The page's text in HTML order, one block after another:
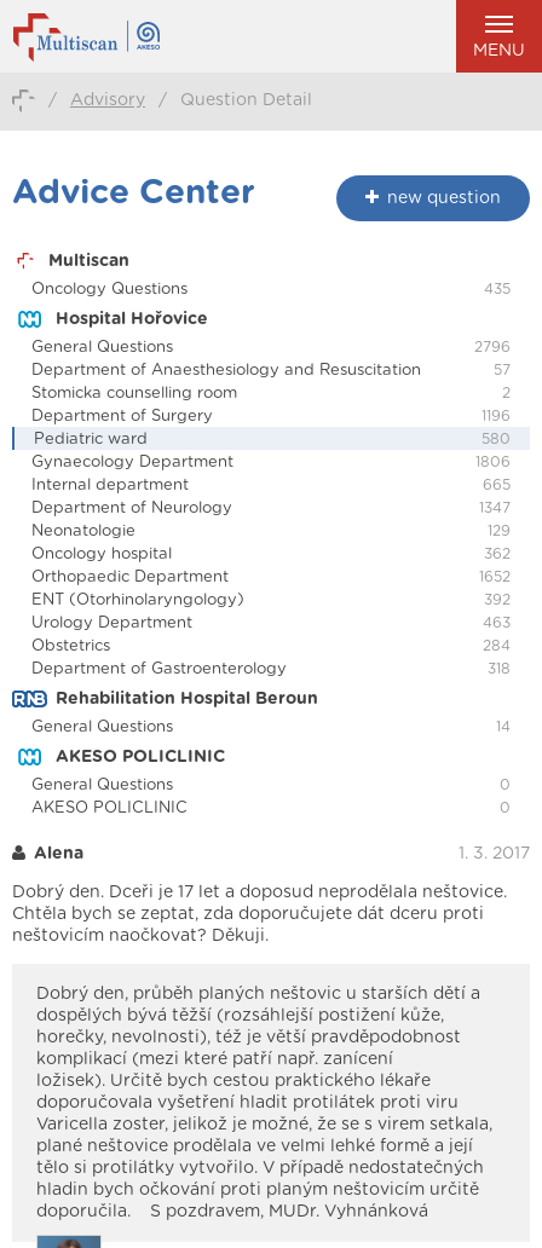
MENU
/ Advisory / Question Detail
Advice Center new question
Multiscan
Oncology Questions 435
Hospital Hořovice
General Questions 2796
Department of Anaesthesiology and Resuscitation 57
Stomicka counselling room 2
Department of Surgery 1196
Pediatric ward 580
Gynaecology Department 1806
Internal department 665
Department of Neurology 1347
Neonatologie 129
Oncology hospital 362
Orthopaedic Department 1652
ENT (Otorhinolaryngology) 392
Urology Department 463
Obstetrics 284
Department of Gastroenterology 318
Rehabilitation Hospital Beroun
General Questions 14
AKESO POLICLINIC
General Questions 0
AKESO POLICLINIC 0
Alena 1. 3. 2017
Dobrý den. Dceři je 17 let a doposud neprodělala neštovice.
Chtěla bych se zeptat, zda doporučujete dát dceru proti
neštovicím naočkovat? Děkuji.
Dobrý den, průběh planých neštovic u starších dětí a
dospělých bývá těžší (rozsáhlejší postižení kůže,
horečky, nevolnosti), též je větší pravděpodobnost
komplikací (mezi které patří např. zanícení
ložisek). Určitě bych cestou praktického lékaře
doporučovala vyšetření hladit protilátek proti viru
Varicella zoster, jelikož je možné, že se s virem setkala,
plané neštovice prodělala ve velmi lehké formě a její
tělo si protilátky vytvořilo. V případě nedostatečných
hladin bych očkování proti planým neštovicím určitě
doporučila. S pozdravem, MUDr. Vyhnánková